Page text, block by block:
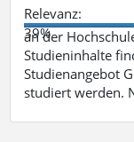
Relevanz:
39%
an der
Studieninhalte
Studienangebot
studiert werden.